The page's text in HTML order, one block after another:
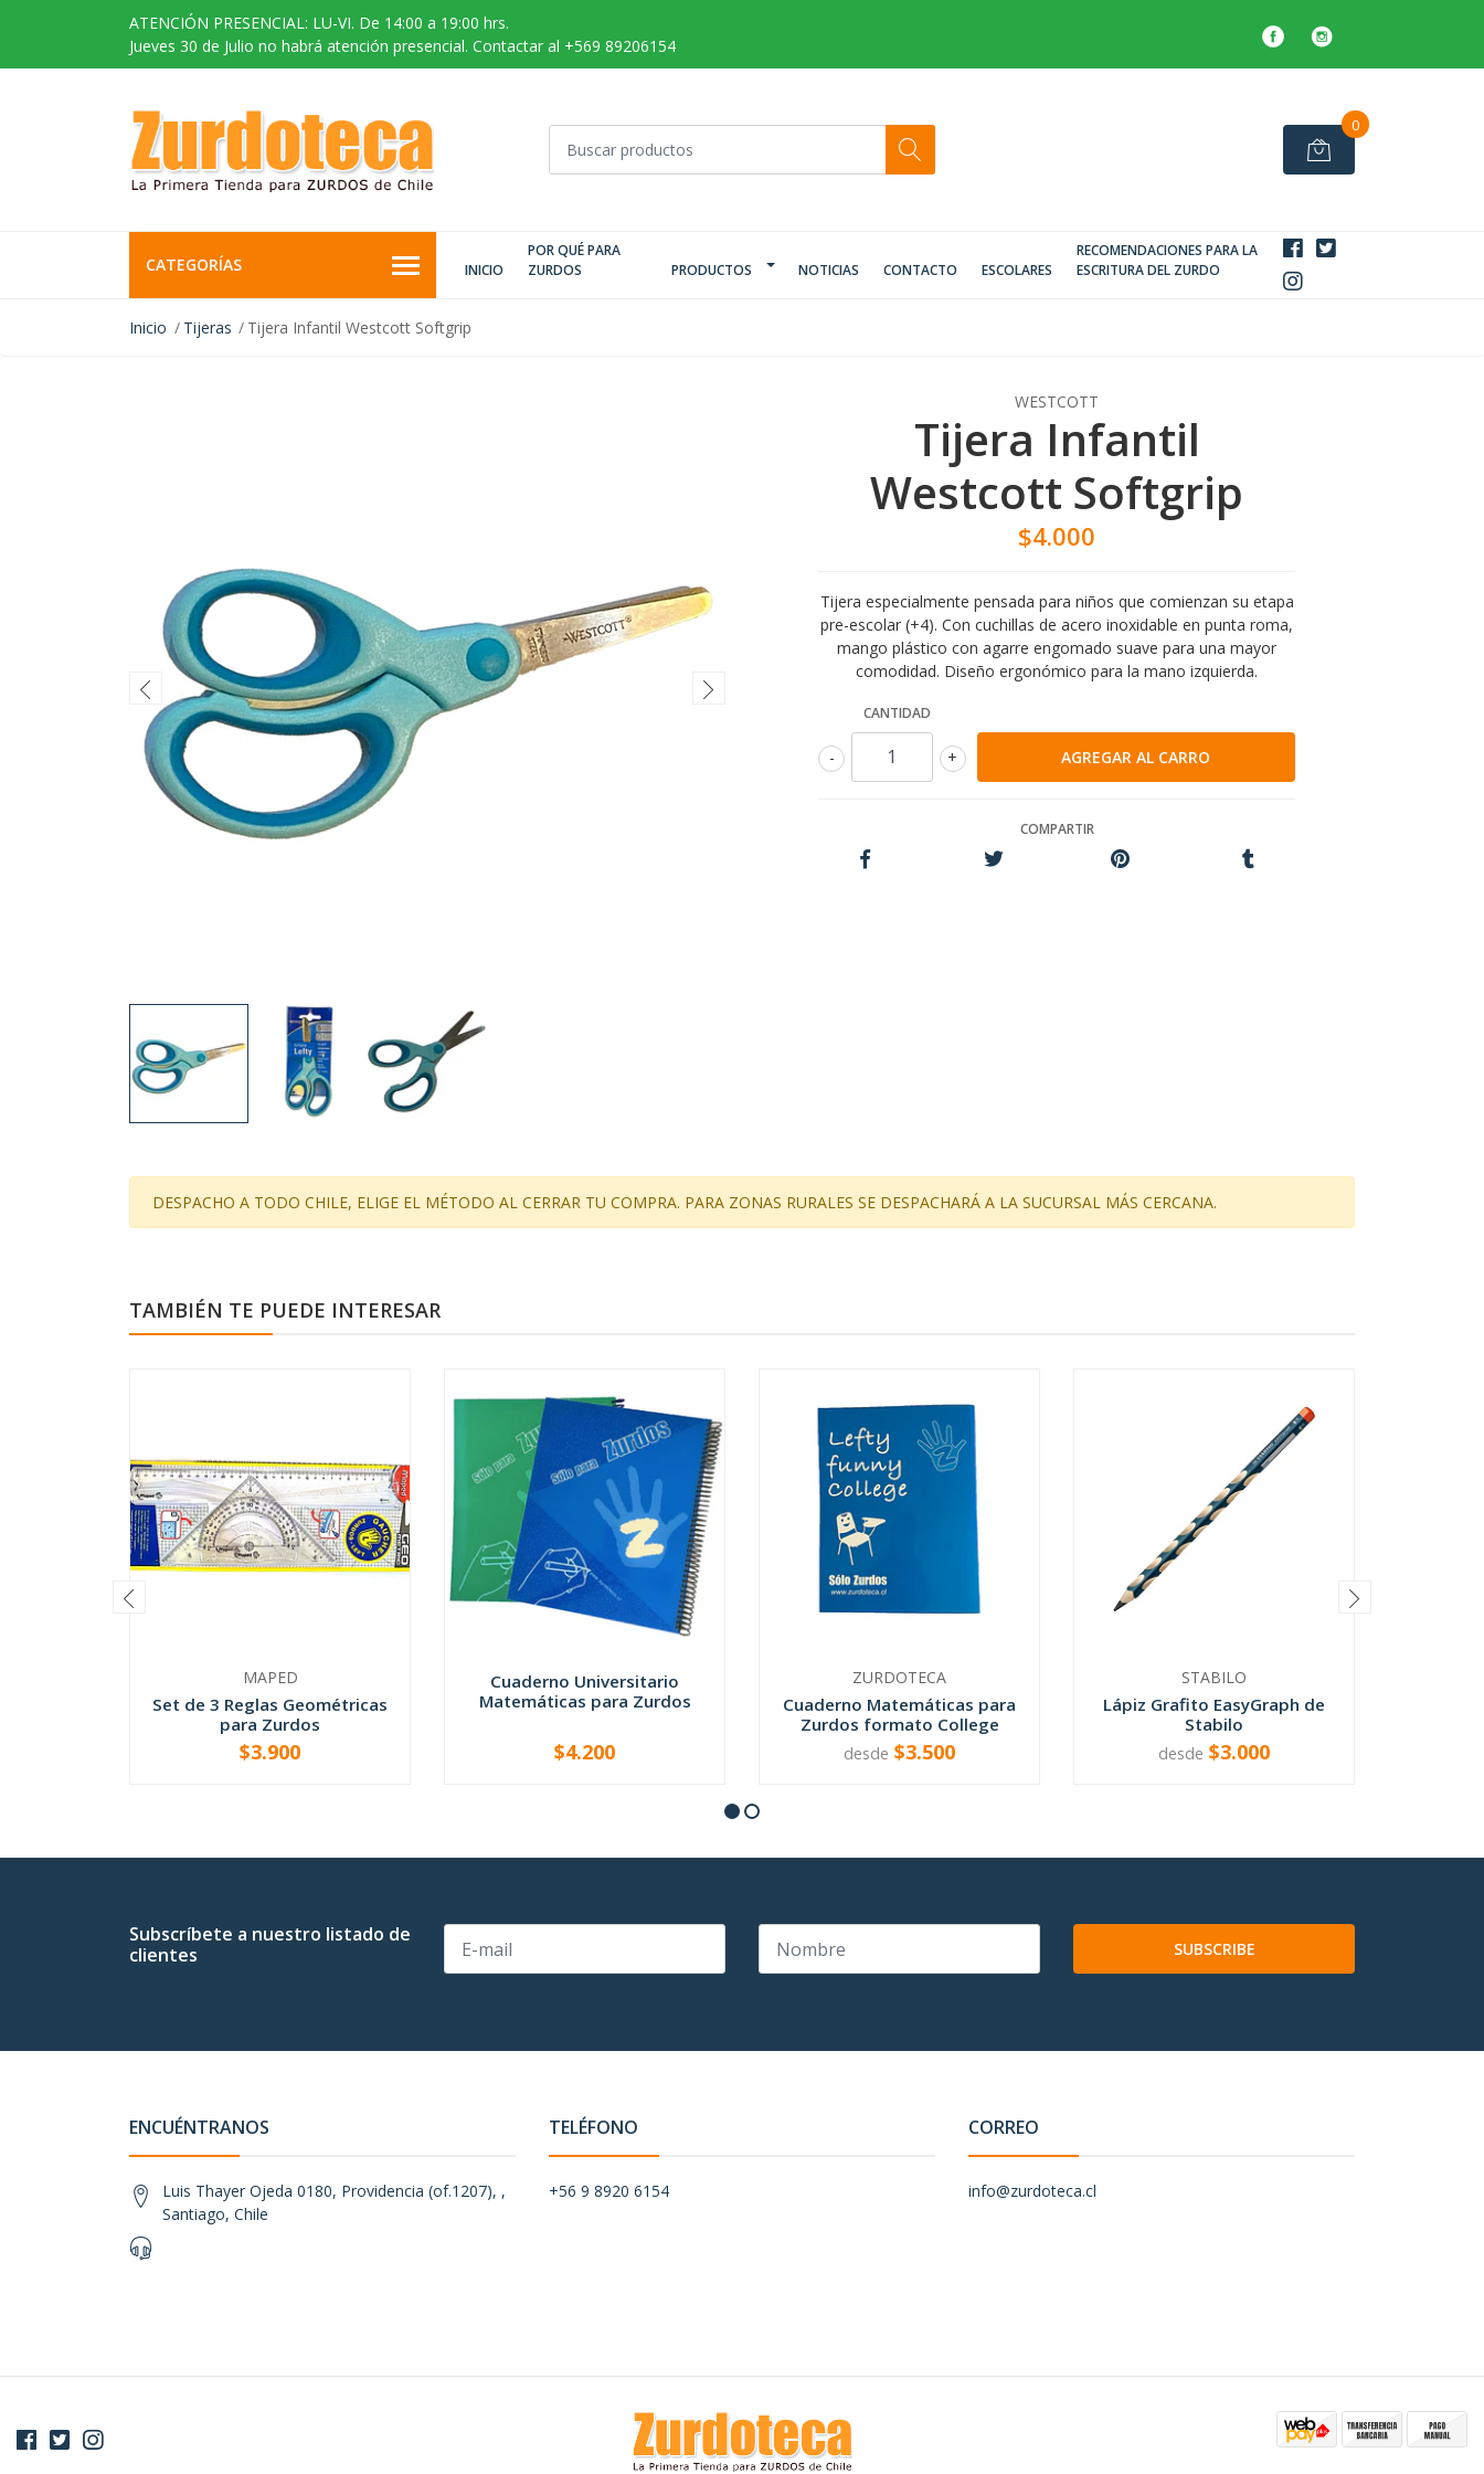
ATENCIÓN PRESENCIAL: LU-VI. De 14:00 a 19:00 hrs.
Jueves 30 de Julio no habrá atención presencial. Contactar al +569 89206154
0
CATEGORÍAS INICIO
POR QUÉ PARA
ZURDOS
PRODUCTOS NOTICIAS CONTACTO ESCOLARES
RECOMENDACIONES PARA LA
ESCRITURA DEL ZURDO
Inicio Tijeras Tijera Infantil Westcott Softgrip
WESTCOTT
Tijera Infantil
Westcott Softgrip
$4.000
Tijera especialmente pensada para niños que comienzan su etapa
pre-escolar (+4). Con cuchillas de acero inoxidable en punta roma,
mango plástico con agarre engomado suave para una mayor
comodidad. Diseño ergonómico para la mano izquierda.
CANTIDAD
+
-
COMPARTIR
DESPACHO A TODO CHILE, ELIGE EL MÉTODO AL CERRAR TU COMPRA. PARA ZONAS RURALES SE DESPACHARÁ A LA SUCURSAL MÁS CERCANA.
TAMBIÉN TE PUEDE INTERESAR
MAPED
Set de 3 Reglas Geométricas
para Zurdos
+
$3.900
Cuaderno Universitario
Matemáticas para Zurdos
VER OPCIONES
$4.200
ZURDOTECA
Cuaderno Matemáticas para
Zurdos formato College
VER OPCIONES
desde $3.500
STABILO
Lápiz Grafito EasyGraph de
Stabilo
VER OPCIONES
desde $3.000
Subscríbete a nuestro listado de
clientes
SUBSCRIBE
ENCUÉNTRANOS
Luis Thayer Ojeda 0180, Providencia (of.1207), ,
Santiago, Chile
TELÉFONO
+56 9 8920 6154
CORREO
info@zurdoteca.cl